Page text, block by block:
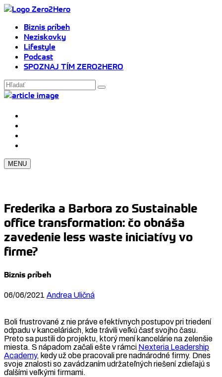
Biznis príbeh
Neziskovky
Lifestyle
Podcast
SPOZNAJ TÍM ZERO2HERO
MENU
Frederika a Barbora zo Sustainable
office transformation: čo obnáša
zavedenie less waste iniciatívy vo
firme?
Biznis príbeh
06/06/2021 Andrea Uličná
Boli frustrované z nie práve efektívnych postupov pri triedení
odpadu v kanceláriách, kde trávili veľkú časť svojho času.
Preto sa pustili do projektu, ktorý mení kancelárie na zelenšie
miesta. S nápadom začali ešte v rámci Nexteria Leadership
Academy, kedy už obe pracovali pre nadnárodné firmy. Dnes
svoje znalosti so zavádzaním udržateľných riešení zdieľajú s
ďalšími veľkými firmami.